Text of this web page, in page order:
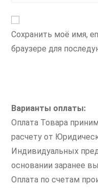
Сохранить моё имя,
браузере для
Варианты оплаты:
Оплата Товара
расчету от
Индивидуальных
основании заранее
Оплата по счетам